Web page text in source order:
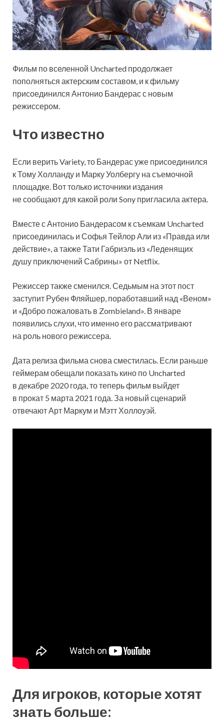
Фильм по вселенной Uncharted продолжает
пополняться актерским составом, и к фильму
присоединился Антонио Бандерас с новым
режиссером.
Что известно
Если верить Variety, то Бандерас уже присоединился
к Тому Холланду и Марку Уолбергу на съемочной
площадке. Вот только источники издания
не сообщают для какой роли Sony пригласила актера.
Вместе с Антонио Бандерасом к съемкам Uncharted
присоединилась и Софья Тейлор Али из «Правда или
действие», а также Тати Габриэль из «Леденящих
душу приключений Сабрины» от Netflix.
Режиссер также сменился. Седьмым на этот пост
заступит Рубен Фляйшер, поработавший над «Веном»
и «Добро пожаловать в Zombieland». В январе
появились слухи, что именно его рассматривают
на роль нового режиссера.
Дата релиза фильма снова сместилась. Если раньше
геймерам обещали показать кино по Uncharted
в декабре 2020 года, то теперь фильм выйдет
в прокат 5 марта 2021 года. За новый сценарий
отвечают Арт Маркум и Мэтт Холлоуэй.
Для игроков, которые хотят
знать больше: